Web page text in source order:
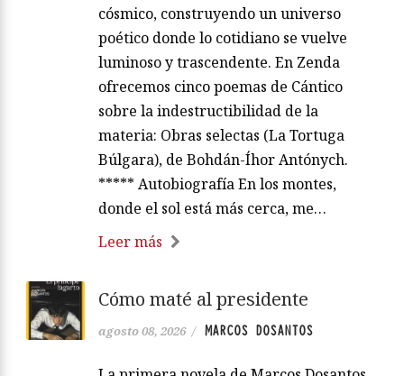
cósmico, construyendo un universo
poético donde lo cotidiano se vuelve
luminoso y trascendente. En Zenda
ofrecemos cinco poemas de Cántico
sobre la indestructibilidad de la
materia: Obras selectas (La Tortuga
Búlgara), de Bohdán-Íhor Antónych.
***** Autobiografía En los montes,
donde el sol está más cerca, me…
Leer más
Cómo maté al presidente
agosto 08, 2026 / MARCOS DOSANTOS